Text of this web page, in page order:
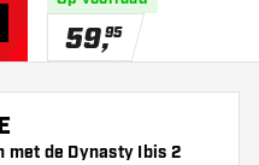
59,95
met de Dynasty Ibis 2